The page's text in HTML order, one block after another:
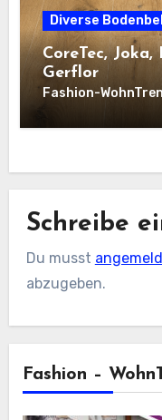
Diverse
CoreTec,
Gerflor
Fashion-
Schreibe
Du musst
abzugeben.
Fashion –